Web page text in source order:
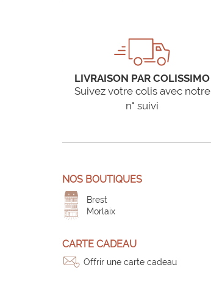
LIVRAISON PAR COLISSIMO
Suivez votre colis avec notre
n° suivi
NOS BOUTIQUES
Brest
Morlaix
CARTE CADEAU
Offrir une carte cadeau